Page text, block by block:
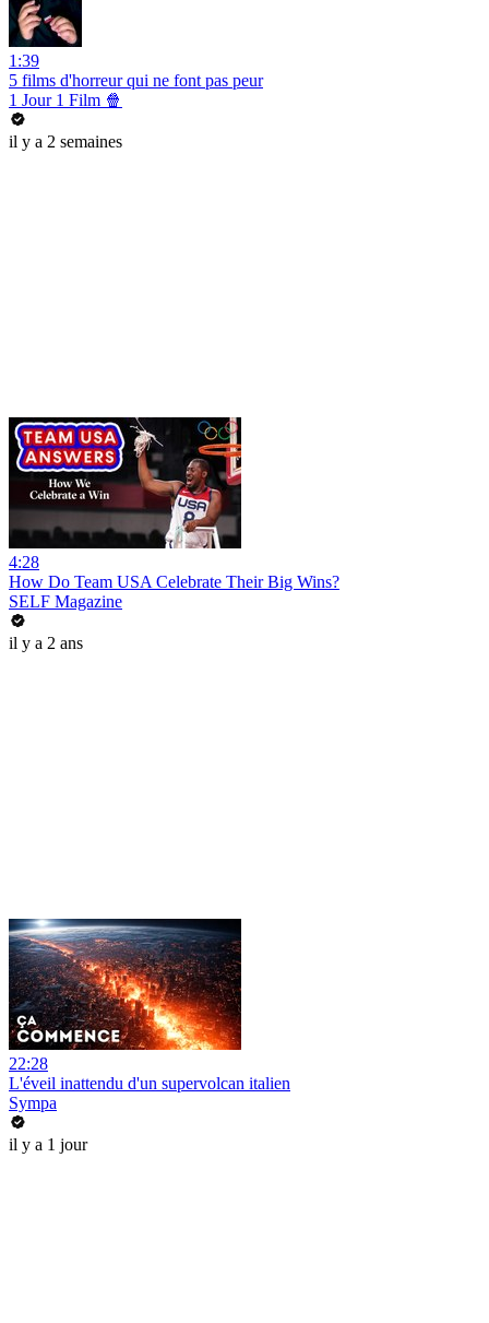
1:39
5 films d'horreur qui ne font pas peur
1 Jour 1 Film 🍿
il y a 2 semaines
4:28
How Do Team USA Celebrate Their Big Wins?
SELF Magazine
il y a 2 ans
22:28
L'éveil inattendu d'un supervolcan italien
Sympa
il y a 1 jour